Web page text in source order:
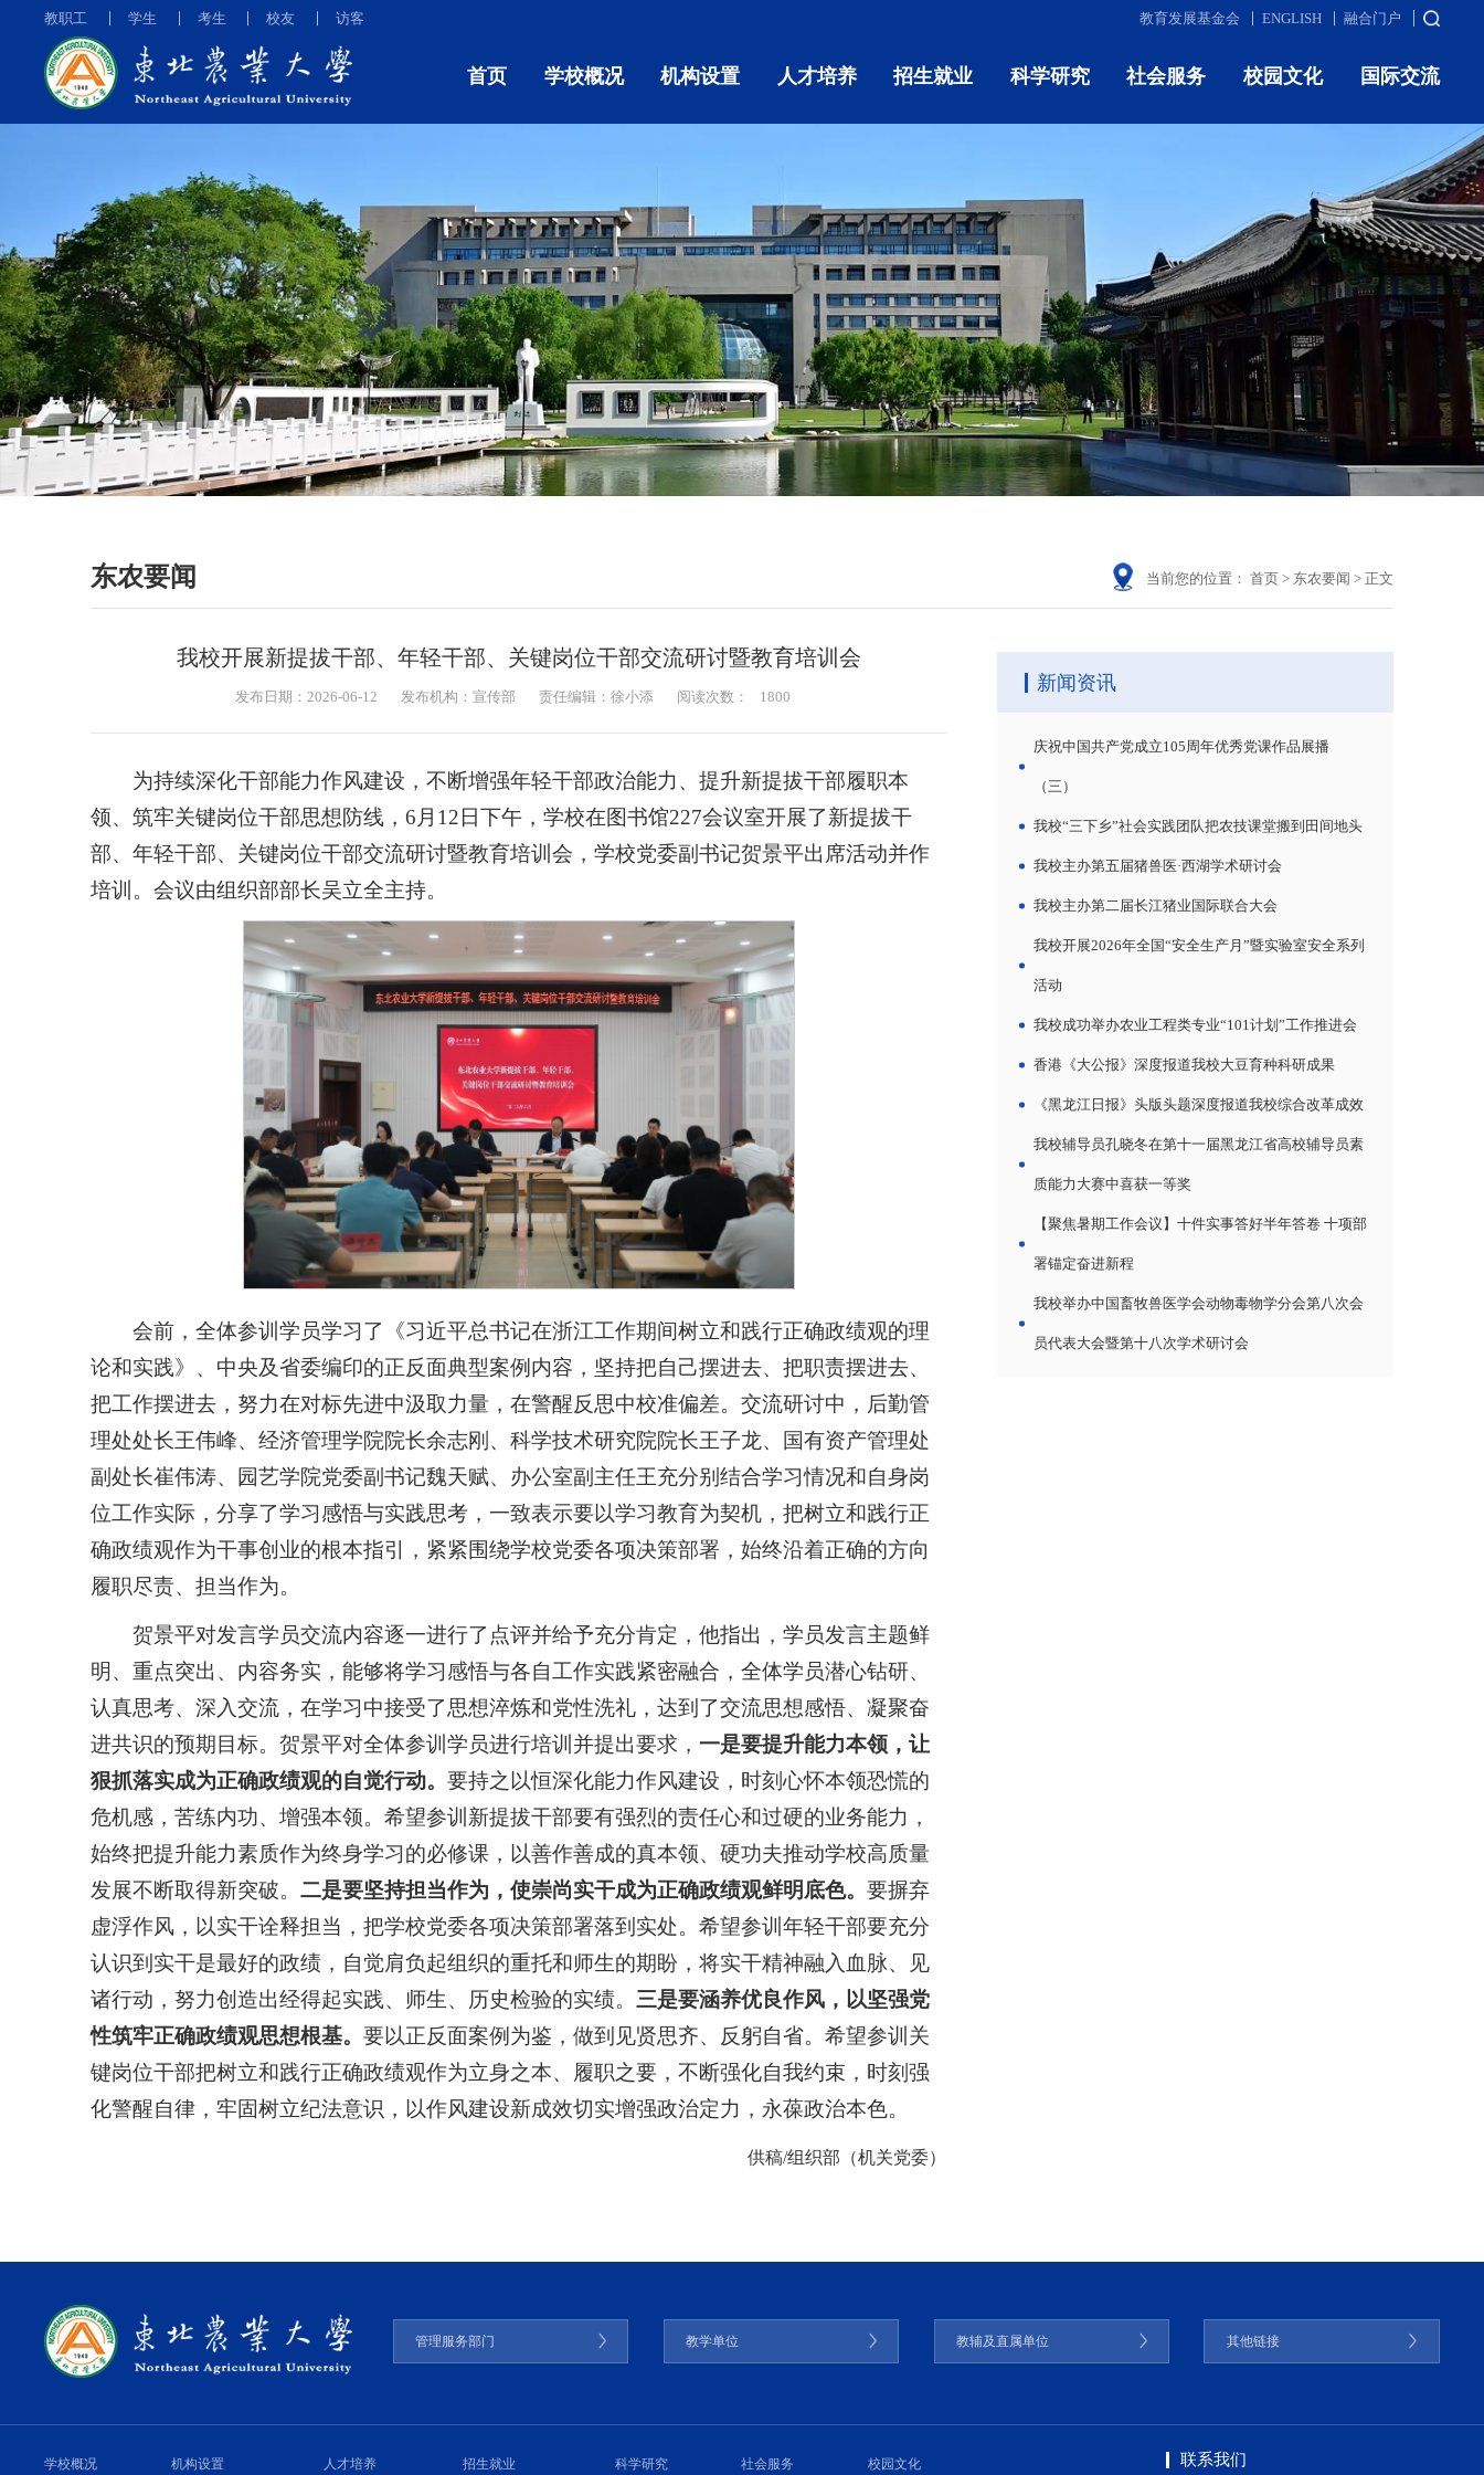
教职工 学生 考生 校友 访客 教育发展基金会 ENGLISH 融合门户
首页 学校概况 机构设置 人才培养 招生就业 科学研究 社会服务 校园文化 国际交流
东农要闻 当前您的位置： 首页 > 东农要闻 > 正文
我校开展新提拔干部、年轻干部、关键岗位干部交流研讨暨教育培训会
发布日期：2026-06-12 发布机构：宣传部 责任编辑：徐小添 阅读次数： 1800
为持续深化干部能力作风建设，不断增强年轻干部政治能力、提升新提拔干部履职本
领、筑牢关键岗位干部思想防线，6月12日下午，学校在图书馆227会议室开展了新提拔干
部、年轻干部、关键岗位干部交流研讨暨教育培训会，学校党委副书记贺景平出席活动并作
培训。会议由组织部部长吴立全主持。
会前，全体参训学员学习了《习近平总书记在浙江工作期间树立和践行正确政绩观的理
论和实践》、中央及省委编印的正反面典型案例内容，坚持把自己摆进去、把职责摆进去、
把工作摆进去，努力在对标先进中汲取力量，在警醒反思中校准偏差。交流研讨中，后勤管
理处处长王伟峰、经济管理学院院长余志刚、科学技术研究院院长王子龙、国有资产管理处
副处长崔伟涛、园艺学院党委副书记魏天赋、办公室副主任王充分别结合学习情况和自身岗
位工作实际，分享了学习感悟与实践思考，一致表示要以学习教育为契机，把树立和践行正
确政绩观作为干事创业的根本指引，紧紧围绕学校党委各项决策部署，始终沿着正确的方向
履职尽责、担当作为。
贺景平对发言学员交流内容逐一进行了点评并给予充分肯定，他指出，学员发言主题鲜
明、重点突出、内容务实，能够将学习感悟与各自工作实践紧密融合，全体学员潜心钻研、
认真思考、深入交流，在学习中接受了思想淬炼和党性洗礼，达到了交流思想感悟、凝聚奋
进共识的预期目标。贺景平对全体参训学员进行培训并提出要求，一是要提升能力本领，让
狠抓落实成为正确政绩观的自觉行动。要持之以恒深化能力作风建设，时刻心怀本领恐慌的
危机感，苦练内功、增强本领。希望参训新提拔干部要有强烈的责任心和过硬的业务能力，
始终把提升能力素质作为终身学习的必修课，以善作善成的真本领、硬功夫推动学校高质量
发展不断取得新突破。二是要坚持担当作为，使崇尚实干成为正确政绩观鲜明底色。要摒弃
虚浮作风，以实干诠释担当，把学校党委各项决策部署落到实处。希望参训年轻干部要充分
认识到实干是最好的政绩，自觉肩负起组织的重托和师生的期盼，将实干精神融入血脉、见
诸行动，努力创造出经得起实践、师生、历史检验的实绩。 三是要涵养优良作风，以坚强党
性筑牢正确政绩观思想根基。要以正反面案例为鉴，做到见贤思齐、反躬自省。希望参训关
键岗位干部把树立和践行正确政绩观作为立身之本、履职之要，不断强化自我约束，时刻强
化警醒自律，牢固树立纪法意识，以作风建设新成效切实增强政治定力，永葆政治本色。
供稿/组织部（机关党委）
新闻资讯
庆祝中国共产党成立105周年优秀党课作品展播
（三）
我校“三下乡”社会实践团队把农技课堂搬到田间地头
我校主办第五届猪兽医·西湖学术研讨会
我校主办第二届长江猪业国际联合大会
我校开展2026年全国“安全生产月”暨实验室安全系列
活动
我校成功举办农业工程类专业“101计划”工作推进会
香港《大公报》深度报道我校大豆育种科研成果
《黑龙江日报》头版头题深度报道我校综合改革成效
我校辅导员孔晓冬在第十一届黑龙江省高校辅导员素
质能力大赛中喜获一等奖
【聚焦暑期工作会议】十件实事答好半年答卷 十项部
署锚定奋进新程
我校举办中国畜牧兽医学会动物毒物学分会第八次会
员代表大会暨第十八次学术研讨会
管理服务部门 教学单位 教辅及直属单位 其他链接
学校概况 机构设置 人才培养 招生就业 科学研究 社会服务 校园文化 联系我们